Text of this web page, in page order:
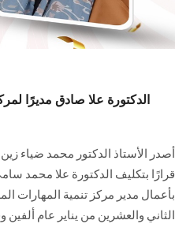
الدكتورة علا صادق مديرًا
أصدر الأستاذ الدكتور محمد ضياء
قرارًا بتكليف ‏الدكتورة علا محمد
بأعمال مدير مركز تنمية المهارات
الثاني والعشرين من يناير عام